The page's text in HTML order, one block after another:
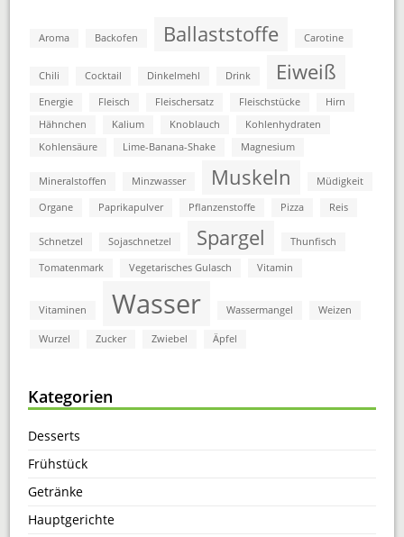
Aroma Backofen Ballaststoffe Carotine
Chili Cocktail Dinkelmehl Drink Eiweiß
Energie Fleisch Fleischersatz Fleischstücke
Hirn
Hähnchen
Kalium Knoblauch
Kohlenhydraten
Kohlensäure
Lime-Banana-Shake Magnesium
Mineralstoffen Minzwasser Muskeln Müdigkeit
Organe Paprikapulver Pflanzenstoffe Pizza Reis
Schnetzel Sojaschnetzel Spargel Thunfisch
Tomatenmark Vegetarisches Gulasch Vitamin
Vitaminen Wasser Wassermangel Weizen
Wurzel Zucker Zwiebel Äpfel
Kategorien
Desserts
Frühstück
Getränke
Hauptgerichte